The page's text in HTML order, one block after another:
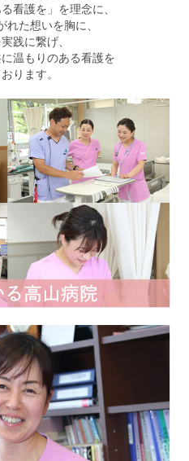
看護を」を理念に、
れた想いを胸に、
践に繋げ、
温もりのある看護を
ります。